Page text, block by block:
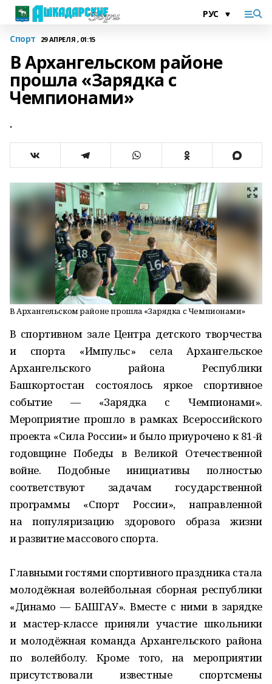
Спорт 29 АПРЕЛЯ , 01:15
В Архангельском районе
прошла «Зарядка с
Чемпионами»
.
В Архангельском районе прошла «Зарядка с Чемпионами»
В спортивном зале Центра детского творчества
и спорта «Импульс» села Архангельское
Архангельского района Республики
Башкортостан состоялось яркое спортивное
событие — «Зарядка с Чемпионами».
Мероприятие прошло в рамках Всероссийского
проекта «Сила России» и было приурочено к 81-й
годовщине Победы в Великой Отечественной
войне. Подобные инициативы полностью
соответствуют задачам государственной
программы «Спорт России», направленной
на популяризацию здорового образа жизни
и развитие массового спорта.
Главными гостями спортивного праздника стала
молодёжная волейбольная сборная республики
«Динамо — БАШГАУ». Вместе с ними в зарядке
и мастер-классе приняли участие школьники
и молодёжная команда Архангельского района
по волейболу. Кроме того, на мероприятии
присутствовали известные спортсмены